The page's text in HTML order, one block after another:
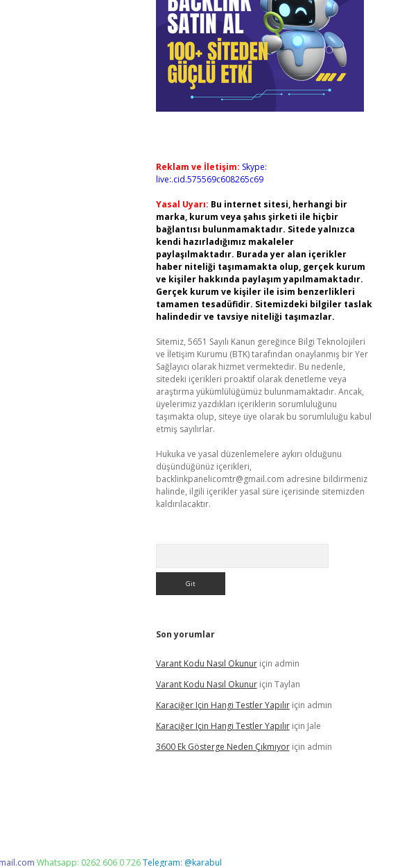
Reklam ve İletişim: Skype:
live:.cid.575569c608265c69
Yasal Uyarı: Bu internet sitesi, herhangi bir
marka, kurum veya şahıs şirketi ile hiçbir
bağlantısı bulunmamaktadır. Sitede yalnızca
kendi hazırladığımız makaleler
paylaşılmaktadır. Burada yer alan içerikler
haber niteliği taşımamakta olup, gerçek kurum
ve kişiler hakkında paylaşım yapılmamaktadır.
Gerçek kurum ve kişiler ile isim benzerlikleri
tamamen tesadüfidir. Sitemizdeki bilgiler taslak
halindedir ve tavsiye niteliği taşımazlar.
Sitemiz, 5651 Sayılı Kanun gereğince Bilgi Teknolojileri
ve İletişim Kurumu (BTK) tarafından onaylanmış bir Yer
Sağlayıcı olarak hizmet vermektedir. Bu nedenle,
sitedeki içerikleri proaktif olarak denetleme veya
araştırma yükümlülüğümüz bulunmamaktadır. Ancak,
üyelerimiz yazdıkları içeriklerin sorumluluğunu
taşımakta olup, siteye üye olarak bu sorumluluğu kabul
etmiş sayılırlar.
Hukuka ve yasal düzenlemelere aykırı olduğunu
düşündüğünüz içerikleri,
backlinkpanelicomtr@gmail.com adresine bildirmeniz
halinde, ilgili içerikler yasal süre içerisinde sitemizden
kaldırılacaktır.
Son yorumlar
Varant Kodu Nasıl Okunuriçin admin
Varant Kodu Nasıl Okunuriçin Taylan
Karaciğer Için Hangi Testler Yapılıriçin admin
Karaciğer Için Hangi Testler Yapılıriçin Jale
3600 Ek Gösterge Neden Çıkmıyoriçin admin
Whatsapp: 0262 606 0 726Telegram: @karabul